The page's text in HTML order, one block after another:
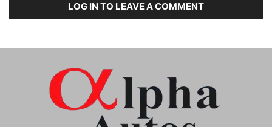
LOG IN TO LEAVE A COMMENT